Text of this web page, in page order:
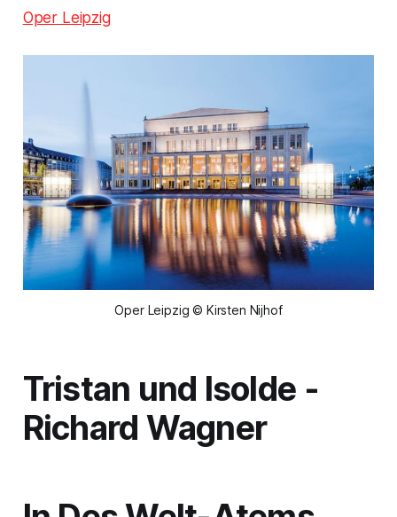
Oper Leipzig
Oper Leipzig © Kirsten Nijhof
Tristan und Isolde -
Richard Wagner